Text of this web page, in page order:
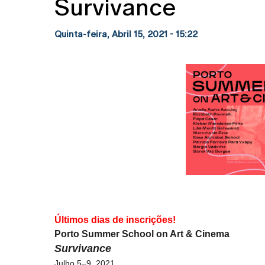
Survivance
Quinta-feira, Abril 15, 2021 - 15:22
Últimos dias de inscrições!
Porto Summer School on Art & Cinema
Survivance
Julho 5–9, 2021